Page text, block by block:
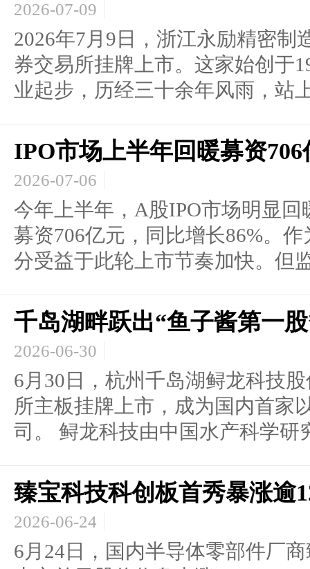
2026-07-09
2026年7月9日，浙江永励精密制
券交易所挂牌上市。这家始创于
业起步，历经三十余年风雨，站
IPO市场上半年回暖募资
2026-07-06
今年上半年，A股IPO市场明显
募资706亿元，同比增长86%。
分受益于此轮上市节奏加快。但
千岛湖畔跃出“鱼子酱第一
2026-06-30
6月30日，杭州千岛湖鲟龙科技
所主板挂牌上市，成为国内首家
司。 鲟龙科技由中国水产科学研
臻宝科技科创板首秀暴涨逾
2026-06-24
6月24日，国内半导体零部件厂